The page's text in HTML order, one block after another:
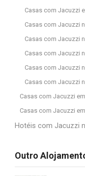
Casas com Jacuzzi
Casas com Jacuzzi
Casas com Jacuzzi
Casas com Jacuzzi
Casas com Jacuzzi
Casas com Jacuzzi
Casas com Jacuzzi
Casas com Jacuzzi
Hotéis com Jacuzzi
Outro